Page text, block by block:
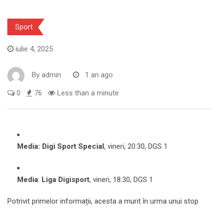
Sport
iulie 4, 2025
By admin 1 an ago
0 76 Less than a minute
Media: Digi Sport Special, vineri, 20:30, DGS 1
Media: Liga Digisport, vineri, 18:30, DGS 1
Potrivit primelor informații, acesta a murit în urma unui stop